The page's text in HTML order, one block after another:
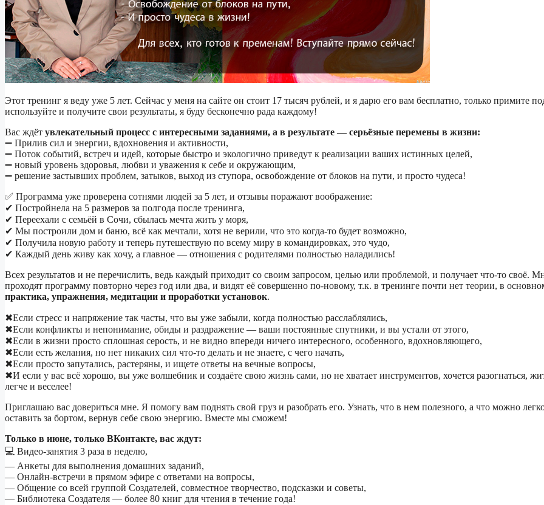
Этот тренинг я веду уже 5 лет. Сейчас у меня на сайте он стоит 17 тысяч рублей, и я дарю его вам бесплатно, только примите
используйте и получите свои результаты, я буду бесконечно рада каждому!
Вас ждёт увлекательный процесс с интересными заданиями, а в результате — серьёзные перемены в жизни:
➖ Прилив сил и энергии, вдохновения и активности,
➖ Поток событий, встреч и идей, которые быстро и экологично приведут к реализации ваших истинных целей,
➖ новый уровень здоровья, любви и уважения к себе и окружающим,
➖ решение застывших проблем, затыков, выход из ступора, освобождение от блоков на пути, и просто чудеса!
✅ Программа уже проверена сотнями людей за 5 лет, и отзывы поражают воображение:
✔ Постройнела на 5 размеров за полгода после тренинга,
✔ Переехали с семьёй в Сочи, сбылась мечта жить у моря,
✔ Мы построили дом и баню, всё как мечтали, хотя не верили, что это когда-то будет возможно,
✔ Получила новую работу и теперь путешествую по всему миру в командировках, это чудо,
✔ Каждый день живу как хочу, а главное — отношения с родителями полностью наладились!
Всех результатов и не перечислить, ведь каждый приходит со своим запросом, целью или проблемой, и получает что-то своё.
проходят программу повторно через год или два, и видят её совершенно по-новому, т.к. в тренинге почти нет теории, в
практика, упражнения, медитации и проработки установок.
✖Если стресс и напряжение так часты, что вы уже забыли, когда полностью расслаблялись,
✖Если конфликты и непонимание, обиды и раздражение — ваши постоянные спутники, и вы устали от этого,
✖Если в жизни просто сплошная серость, и не видно впереди ничего интересного, особенного, вдохновляющего,
✖Если есть желания, но нет никаких сил что-то делать и не знаете, с чего начать,
✖Если просто запутались, растеряны, и ищете ответы на вечные вопросы,
✖И если у вас всё хорошо, вы уже волшебник и создаёте свою жизнь сами, но не хватает инструментов, хочется разогнаться,
легче и веселее!
Приглашаю вас довериться мне. Я помогу вам поднять свой груз и разобрать его. Узнать, что в нем полезного, а что можно
оставить за бортом, вернув себе свою энергию. Вместе мы сможем!
Только в июне, только ВКонтакте, вас ждут:
💻 Видео-занятия 3 раза в неделю,
— Анкеты для выполнения домашних заданий,
— Онлайн-встречи в прямом эфире с ответами на вопросы,
— Общение со всей группой Создателей, совместное творчество, подсказки и советы,
— Библиотека Создателя — более 80 книг для чтения в течение года!